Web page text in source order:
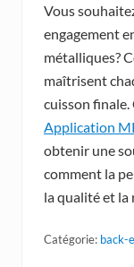
Vous
engagement
métalliques?
maîtrisent
cuisson finale.
Application
obtenir une
comment la
la qualité et la
Catégorie: back-